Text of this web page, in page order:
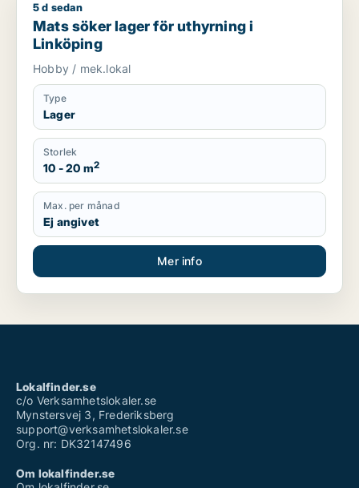
Mats söker lager för uthyrning i Linköping
5 d sedan
Mats söker lager för uthyrning i
Linköping
Hobby / mek.lokal
Type
Lager
Storlek
10 - 20 m2
Max. per månad
Ej angivet
Mer info
Lokalfinder.se
c/o Verksamhetslokaler.se
Mynstersvej 3, Frederiksberg
support@verksamhetslokaler.se
Org. nr: DK32147496
Om lokalfinder.se